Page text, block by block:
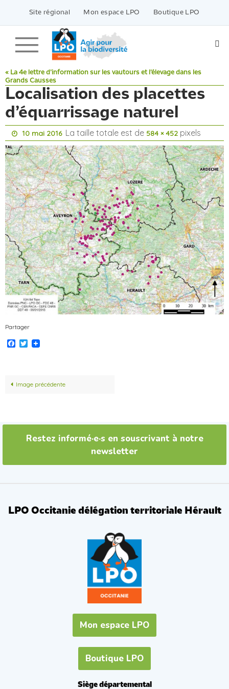
contenu
Site régional Mon espace LPO Boutique LPO
« La 4e lettre d’information sur les vautours et l’élevage dans les
Grands Causses
Localisation des placettes
d’équarrissage naturel
10 mai 2016 La taille totale est de 584 × 452 pixels
Partager
Facebook
Twitter
Image précédente
Restez informé·e·s en souscrivant à notre
newsletter
LPO Occitanie délégation territoriale Hérault
Mon espace LPO
Boutique LPO
Siège départemental